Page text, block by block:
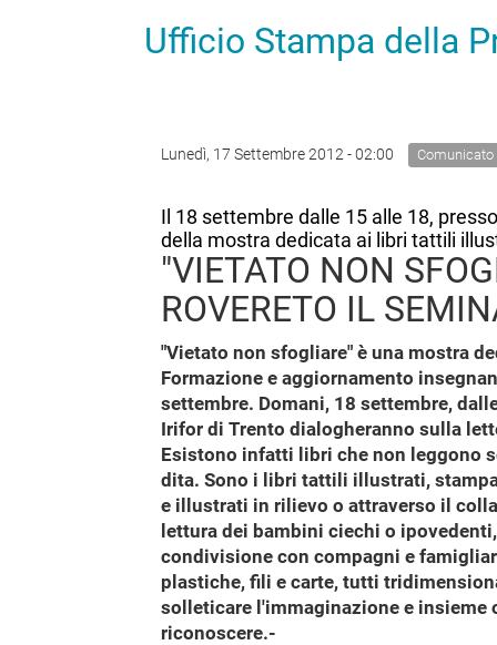
Ufficio Stampa della
Lunedì, 17 Settembre 2012 - 02:00 Comunicato
Il 18 settembre dalle 15 alle 18,
della mostra dedicata ai libri tattili
"VIETATO NON
ROVERETO IL
"Vietato non sfogliare" è una mostra
Formazione e aggiornamento
settembre. Domani, 18 settembre,
Irifor di Trento dialogheranno sulla
Esistono infatti libri che non leggono
dita. Sono i libri tattili illustrati,
e illustrati in rilievo o attraverso il
lettura dei bambini ciechi o
condivisione con compagni e
plastiche, fili e carte, tutti
solleticare l'immaginazione e
riconoscere.-